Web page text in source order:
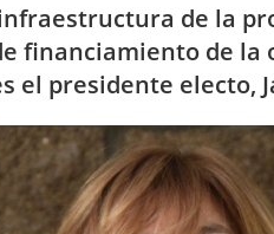
de la
financiamiento de la
el presidente electo,